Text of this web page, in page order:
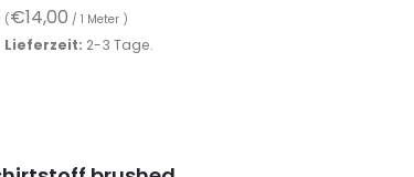
(€14,00 / 1 Meter )
Lieferzeit: 2-3 Tage.